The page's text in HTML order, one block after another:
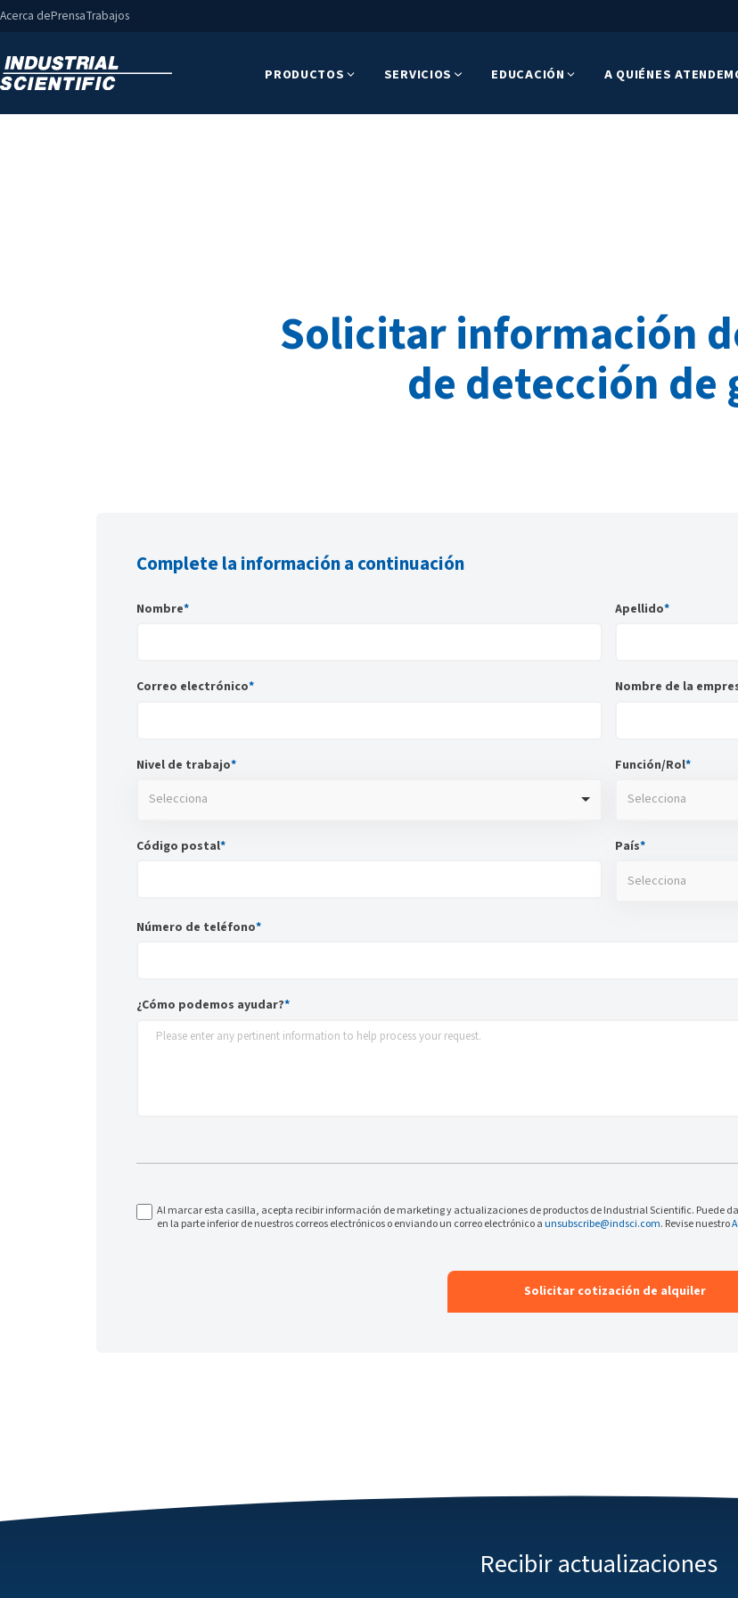
Acerca dePrensaTrabajos
PRODUCTOS SERVICIOS EDUCACIÓN A QUIÉNES
Solicitar información
de detección de
Complete la información a continuación
Nombre* Apellido*
Correo electrónico* Nombre de la
Nivel de trabajo*
Selecciona
Función/Rol*
Selecciona
Código postal* País*
Selecciona
Número de teléfono*
¿Cómo podemos ayudar?*
Al marcar esta casilla, acepta recibir información de marketing y actualizaciones de productos de Industrial Scientific. Puede
en la parte inferior de nuestros correos electrónicos o enviando un correo electrónico a unsubscribe@indsci.com. Revise nuestro
Recibir actualizaciones